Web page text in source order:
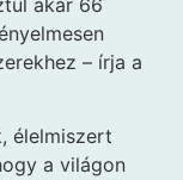
akár 66
– írja a
élelmiszert
a világon